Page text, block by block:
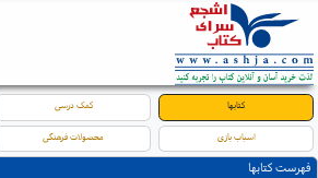
کتابها کمک درسی
اسباب بازی محصولات فرهنگی
فهرست کتابها